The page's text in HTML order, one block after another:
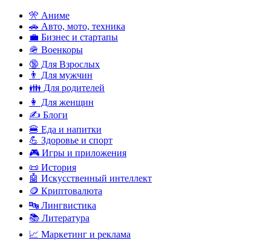
🎌 Аниме
🚗 Авто, мото, техника
💼 Бизнес и стартапы
🪖 Военкоры
🔞 Для Взрослых
👨 Для мужчин
👪 Для родителей
👩 Для женщин
✍️ Блоги
🍔 Еда и напитки
💪 Здоровье и спорт
🎮 Игры и приложения
📜 История
🤖 Искусственный интеллект
🪙 Криптовалюта
🔤 Лингвистика
📚 Литература
📈 Маркетинг и реклама